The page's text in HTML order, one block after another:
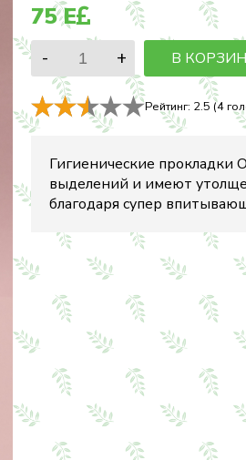
75E
В
Рейтинг: 2.5 (4
Гигиенические прокладки
выделений и имеют
благодаря супер